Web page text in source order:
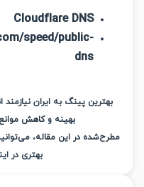
Cloudflare DNS
speed/public-
بهینه و کاهش موانع ارتباطی
در این مقاله، می‌توانید تأخیر
بهتری در اینترنت